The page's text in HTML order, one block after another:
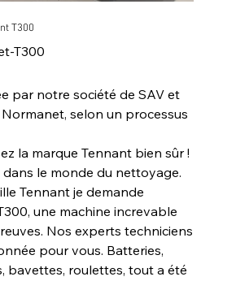
T300
T300
par notre société de SAV et
selon un processus
la marque Tennant bien sûr !
dans le monde du nettoyage.
Tennant je demande
une machine increvable
Nos experts techniciens
pour vous. Batteries,
bavettes, roulettes, tout a été